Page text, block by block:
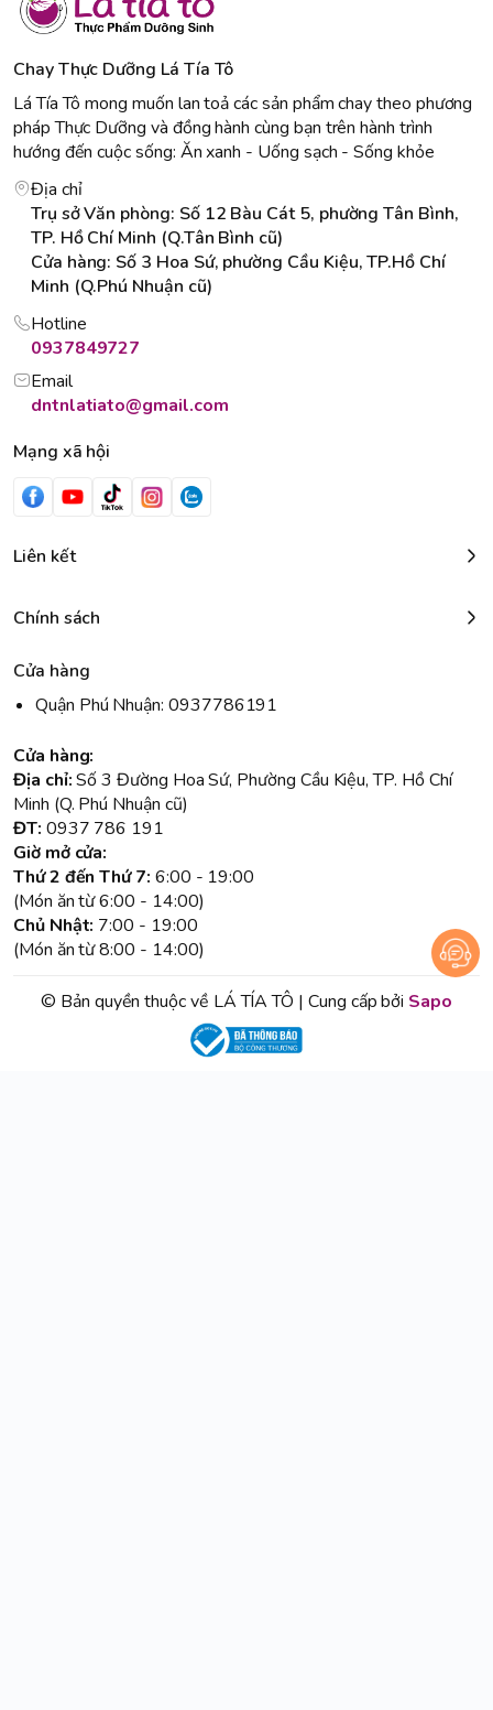
Chay Thực Dưỡng Lá Tía Tô
Lá Tía Tô mong muốn lan toả các sản phẩm chay theo phương
pháp Thực Dưỡng và đồng hành cùng bạn trên hành trình
hướng đến cuộc sống: Ăn xanh - Uống sạch - Sống khỏe
Địa chỉ
Trụ sở Văn phòng: Số 12 Bàu Cát 5, phường Tân Bình,
TP. Hồ Chí Minh (Q.Tân Bình cũ)
Cửa hàng: Số 3 Hoa Sứ, phường Cầu Kiệu, TP.Hồ Chí
Minh (Q.Phú Nhuận cũ)
Hotline
0937849727
Email
dntnlatiato@gmail.com
Mạng xã hội
Liên kết
Chính sách
Cửa hàng
Quận Phú Nhuận: 0937786191
Cửa hàng:
Địa chỉ:Số 3 Đường Hoa Sứ, Phường Cầu Kiệu, TP. Hồ Chí
Minh (Q. Phú Nhuận cũ)
ĐT: 0937 786 191
Giờ mở cửa:
Thứ 2 đến Thứ 7: 6:00 - 19:00
(Món ăn từ 6:00 - 14:00)
Chủ Nhật: 7:00 - 19:00
(Món ăn từ 8:00 - 14:00)
© Bản quyền thuộc về LÁ TÍA TÔ | Cung cấp bởi Sapo